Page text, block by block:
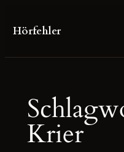
Inhalt
Hörfehler
Krier